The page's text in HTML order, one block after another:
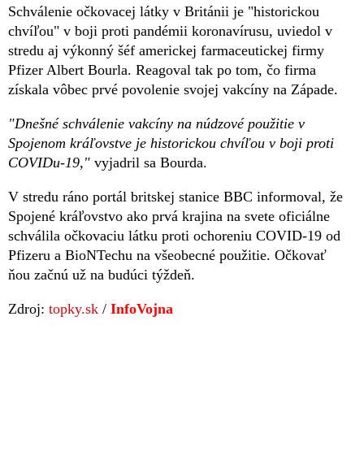
Schválenie očkovacej látky v Británii je "historickou
chvíľou" v boji proti pandémii koronavírusu, uviedol v
stredu aj výkonný šéf americkej farmaceutickej firmy
Pfizer Albert Bourla. Reagoval tak po tom, čo firma
získala vôbec prvé povolenie svojej vakcíny na Západe.
"Dnešné schválenie vakcíny na núdzové použitie v
Spojenom kráľovstve je historickou chvíľou v boji proti
COVIDu-19," vyjadril sa Bourda.
V stredu ráno portál britskej stanice BBC informoval, že
Spojené kráľovstvo ako prvá krajina na svete oficiálne
schválila očkovaciu látku proti ochoreniu COVID-19 od
Pfizeru a BioNTechu na všeobecné použitie. Očkovať
ňou začnú už na budúci týždeň.
Zdroj: topky.sk / InfoVojna